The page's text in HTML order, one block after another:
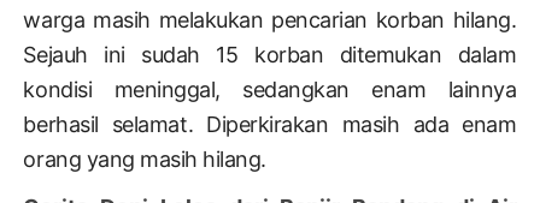
warga masih melakukan pencarian korban hilang.
Sejauh ini sudah 15 korban ditemukan dalam
kondisi meninggal, sedangkan enam lainnya
berhasil selamat. Diperkirakan masih ada enam
orang yang masih hilang.